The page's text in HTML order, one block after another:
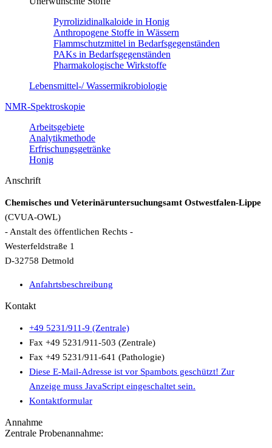
Pyrrolizidinalkaloide in Honig
Anthropogene Stoffe in Wässern
Flammschutzmittel in Bedarfsgegenständen
PAKs in Bedarfsgegenständen
Pharmakologische Wirkstoffe
Lebensmittel-/ Wassermikrobiologie
NMR-Spektroskopie
Arbeitsgebiete
Analytikmethode
Erfrischungsgetränke
Honig
Anschrift
Chemisches und Veterinäruntersuchungsamt Ostwestfalen-Lippe
(CVUA-OWL)
- Anstalt des öffentlichen Rechts -
Westerfeldstraße 1
D-32758 Detmold
Anfahrtsbeschreibung
Kontakt
+49 5231/911-9 (Zentrale)
Fax +49 5231/911-503 (Zentrale)
Fax +49 5231/911-641 (Pathologie)
Diese E-Mail-Adresse ist vor Spambots geschützt! Zur
Anzeige muss JavaScript eingeschaltet sein.
Kontaktformular
Annahme
Zentrale Probenannahme: